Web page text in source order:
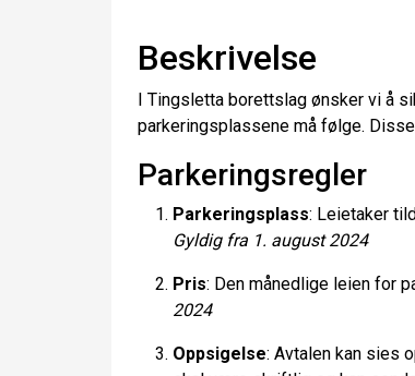
Beskrivelse
I Tingsletta borettslag ønsker vi å
parkeringsplassene må følge.
Parkeringsregler
Parkeringsplass: Leietaker
Gyldig fra 1. august 2024
Pris: Den månedlige leien for
2024
Oppsigelse: Avtalen kan sies